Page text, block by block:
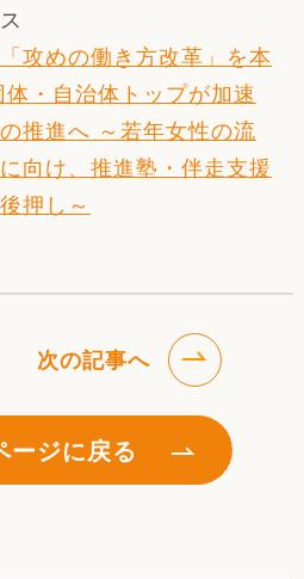
攻めの働き方改革」を本
・自治体トップが加速
推進へ ～若年女性の流
向け、推進塾・伴走支援
押し～
ージに戻る
次の記事へ